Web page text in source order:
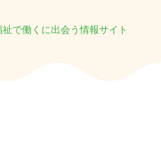
祉で働くに出会う情報サイト